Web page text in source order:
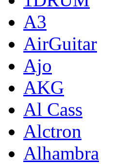
A3
AirGuitar
Ajo
AKG
Al Cass
Alctron
Alhambra